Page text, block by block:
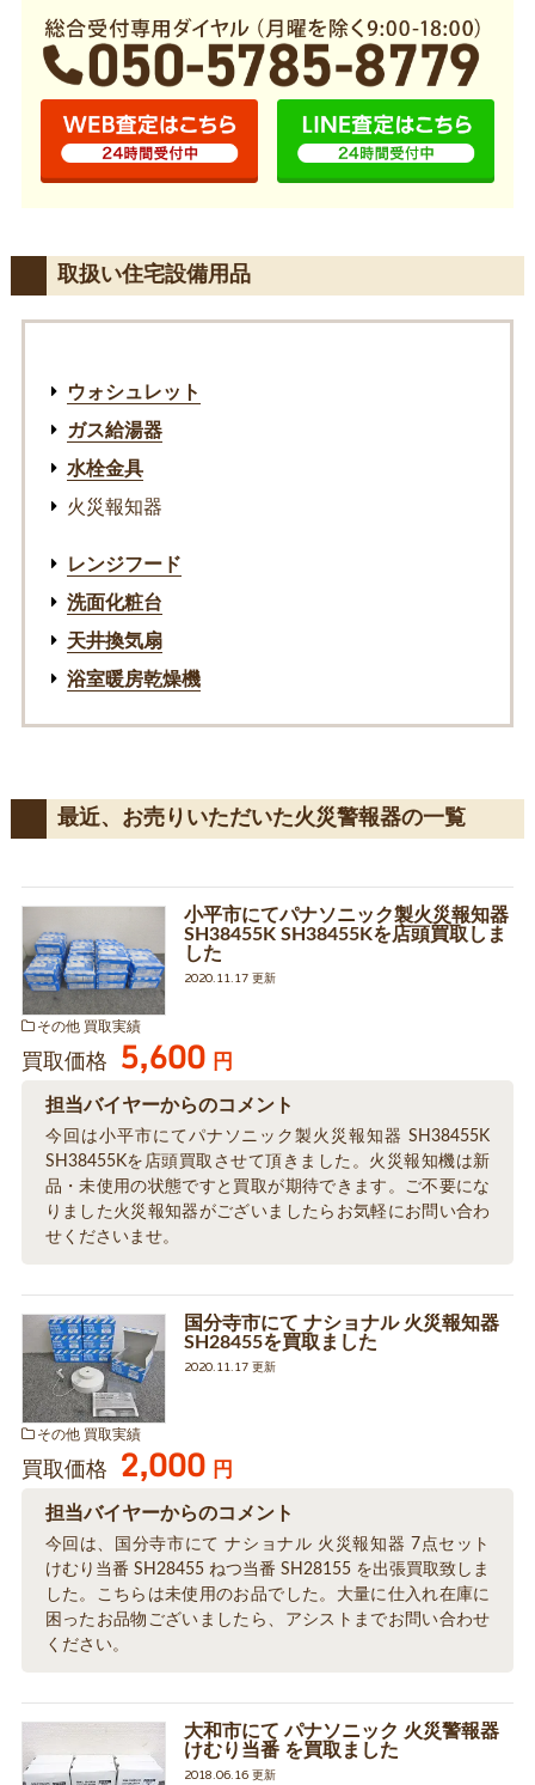
取扱い住宅設備用品
ウォシュレット
ガス給湯器
水栓金具
火災報知器
レンジフード
洗面化粧台
天井換気扇
浴室暖房乾燥機
最近、お売りいただいた火災警報器の一覧
小平市にてパナソニック製火災報知器
SH38455K SH38455Kを店頭買取しま
した
2020.11.17 更新
その他 買取実績
買取価格 5,600 円
担当バイヤーからのコメント
今回は小平市にてパナソニック製火災報知器 SH38455K
SH38455Kを店頭買取させて頂きました。火災報知機は新
品・未使用の状態ですと買取が期待できます。ご不要にな
りました火災報知器がございましたらお気軽にお問い合わ
せくださいませ。
国分寺市にて ナショナル 火災報知器
SH28455を買取ました
2020.11.17 更新
その他 買取実績
買取価格 2,000 円
担当バイヤーからのコメント
今回は、国分寺市にて ナショナル 火災報知器 7点セット
けむり当番 SH28455 ねつ当番 SH28155 を出張買取致しま
した。こちらは未使用のお品でした。大量に仕入れ在庫に
困ったお品物ございましたら、アシストまでお問い合わせ
ください。
大和市にて パナソニック 火災警報器
けむり当番 を買取ました
2018.06.16 更新